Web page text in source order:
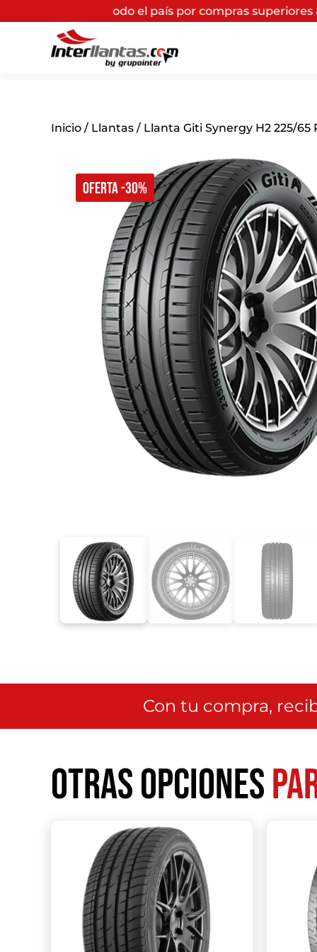
todo el país por compras superiores a $200.000*
OFERTA -30%
Inicio / Llantas / Llanta Giti Synergy H2 225/65
Con tu compra,
Otras opciones